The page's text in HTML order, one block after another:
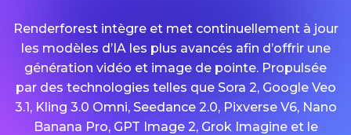
Renderforest intègre et met continuellement à jour
les modèles d’IA les plus avancés afin d’offrir une
génération vidéo et image de pointe. Propulsée
par des technologies telles que Sora 2, Google Veo
3.1, Kling 3.0 Omni, Seedance 2.0, Pixverse V6, Nano
Banana Pro, GPT Image 2, Grok Imagine et le